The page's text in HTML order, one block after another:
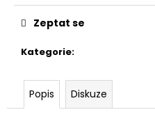
Kategorie:
Zeptat se
Popis Diskuze